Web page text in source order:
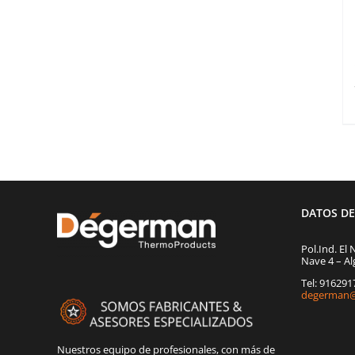
Nuestros equipo de profesionales, con más de
DATOS
Pol.Ind. El
Nave 4 –
Tel: